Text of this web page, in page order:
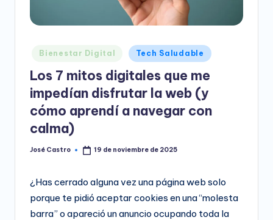
Publicado
Bienestar Digital Tech Saludable
Los 7 mitos digitales que me
impedían disfrutar la web (y
cómo aprendí a navegar con
calma)
Publicado
José Castro 19 de noviembre de 2025
¿Has cerrado alguna vez una página web solo
porque te pidió aceptar cookies en una “molesta
barra” o apareció un anuncio ocupando toda la